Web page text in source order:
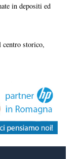
in depositi ed
storico,